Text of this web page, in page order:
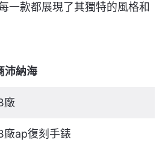
一款都展現了其獨特的風格和
沛納海
廠
廠ap復刻手錶